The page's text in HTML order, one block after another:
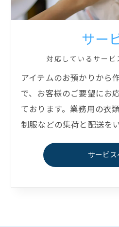
サー
対応しているサービ
アイテムのお預かりから
で、お客様のご要望にお
ております。業務用の衣
制服などの集荷と配送を
サービス